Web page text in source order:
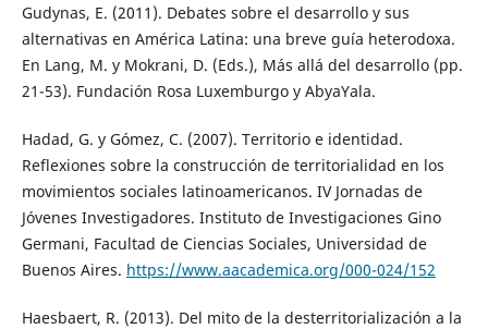
Gudynas, E. (2011). Debates sobre el desarrollo y sus
alternativas en América Latina: una breve guía heterodoxa.
En Lang, M. y Mokrani, D. (Eds.), Más allá del desarrollo (pp.
21-53). Fundación Rosa Luxemburgo y AbyaYala.
Hadad, G. y Gómez, C. (2007). Territorio e identidad.
Reflexiones sobre la construcción de territorialidad en los
movimientos sociales latinoamericanos. IV Jornadas de
Jóvenes Investigadores. Instituto de Investigaciones Gino
Germani, Facultad de Ciencias Sociales, Universidad de
Buenos Aires. https://www.aacademica.org/000-024/152
Haesbaert, R. (2013). Del mito de la desterritorialización a la